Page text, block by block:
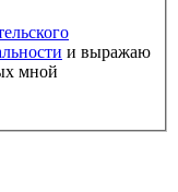
и выражаю
мной